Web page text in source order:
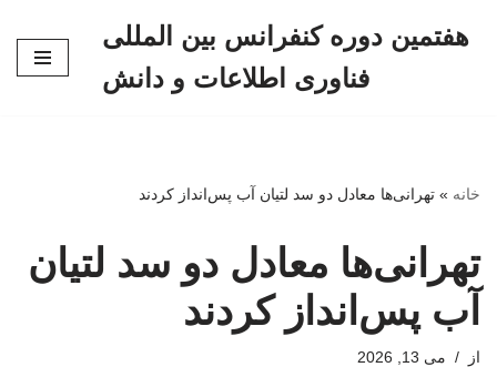
هفتمین دوره کنفرانس بین المللی
فناوری اطلاعات و دانش
خانه » تهرانی‌ها معادل دو سد لتیان آب پس‌انداز کردند
تهرانی‌ها معادل دو سد لتیان
آب پس‌انداز کردند
از می 13, 2026